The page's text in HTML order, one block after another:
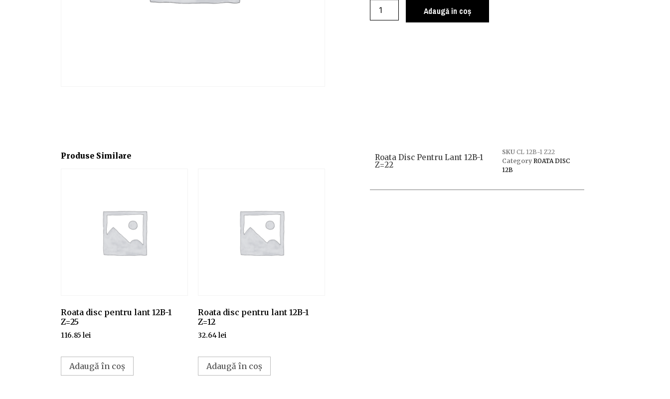
Adaugă în coș
Produse Similare
Roata disc pentru lant 12B-1
Z=25
116.85 lei
Adaugă în coș
Roata disc pentru lant 12B-1
Z=12
32.64lei
Adaugă în coș
Roata Disc Pentru Lant 12B-1
Z=22
SKU CL 12B-1 Z22
Category ROATA DISC
12B